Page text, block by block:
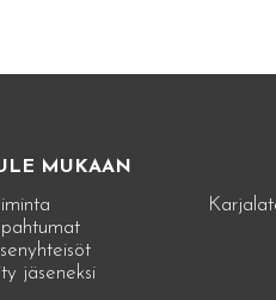
MUKAAN
jäseneksi